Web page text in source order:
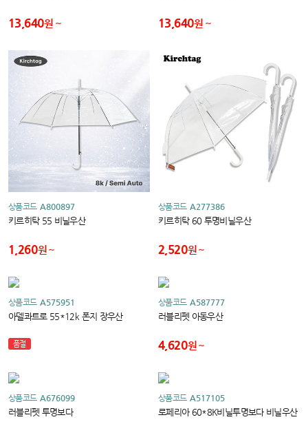
13,640원 13,640원
상품코드 A800897
키르히탁 55 비닐우산
1,260원
상품코드 A277386
키르히탁 60 투명비닐우산
2,520원
상품코드 A575951
아델콰트로 55*12k 폰지 장우산
품절
상품코드 A587777
러블리펫 아동우산
4,620원
상품코드 A676099
러블리펫 투명보다
상품코드 A517105
로페리아 60*8K비닐투명보다 비닐우산